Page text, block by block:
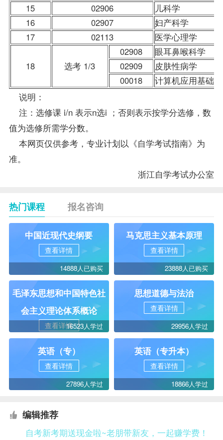
15
02906
儿科学
16
02907
妇产科学
17
02113 医学心理学
18 选考 1/3
02908
眼耳鼻喉科学
02909
皮肤性病学
00018
计算机应用基础
说明：
注：选修课 i/n 表示n选i ；否则表示按学分选修，数
值为选修所需学分数。
本网页仅供参考，专业计划以《自学考试指南》为
准。
浙江自学考试办公室
热门课程 报名咨询
中国近现代史纲要
查看详情
14888人已购买
马克思主义基本原理
查看详情
23888人已购买
毛泽东思想和中国特色社
会主义理论体系概论
查看详情16523人学过
思想道德与法治
查看详情
29956人学过
英语（专）
查看详情
27896人学过
英语（专升本）
查看详情
18866人学过
编辑推荐
自考新考期送现金啦~老朋带新友，一起赚学费！